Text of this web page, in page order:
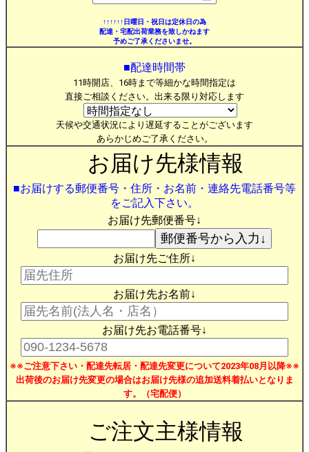
↑↑↑↑↑↑日曜日・祝日は定休日の為
配達・宅配出荷業務を致しかねます
予めご了承くださいませ。
■配達時間帯
11時開店、16時まで等細かな時間指定は
直接ご相談ください。出来る限り対応します
天候や交通状況により遅延することがございます
あらかじめご了承ください。
お届け先様情報
■お届けする郵便番号・住所・お名前・連絡先電話番号等
をご記入下さい。
お届け先郵便番号↓
お届け先ご住所↓
お届け先お名前↓
お届け先お電話番号↓
※※ご注意下さい・配達先転居・配達先変更について2023年08月以降※※
出荷後のお届け先変更の場合はお届け先様の追加送料着払いとなりま
す。（宅配便）
ご注文主様情報